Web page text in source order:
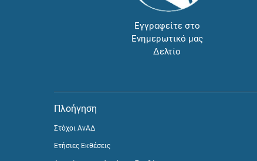
Εγγραφείτε στο
Ενημερωτικό μας
Δελτίο
Πλοήγηση
Στόχοι ΑνΑΔ
Ετήσιες Εκθέσεις